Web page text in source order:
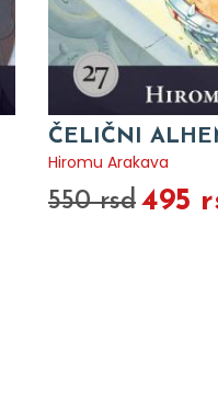
ČELIČNI
Hiromu Arakava
550 rsd 495